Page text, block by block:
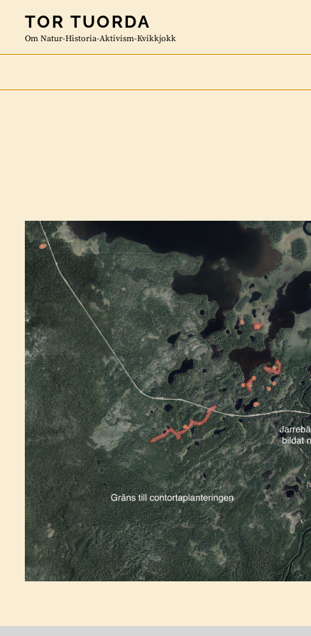
content
TOR TUORDA
Om Natur-Historia-Aktivism-Kvikkjokk